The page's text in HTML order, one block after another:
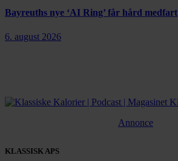
Bayreuths nye ‘AI Ring’ får hård medfart
6. august 2026
Annonce
KLASSISK APS